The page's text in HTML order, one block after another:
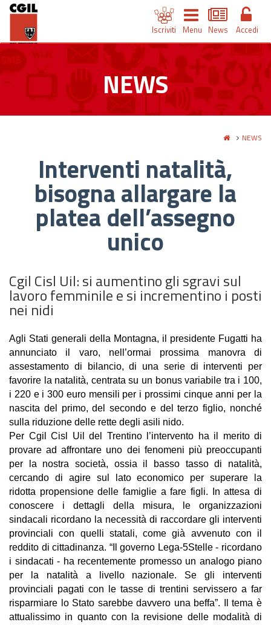
Iscriviti Menu News Accedi
NEWS
NEWS
Interventi natalità,
bisogna allargare la
platea dell’assegno
unico
Cgil Cisl Uil: si aumentino gli sgravi sul
lavoro femminile e si incrementino i posti
nei nidi
Agli Stati generali della Montagna, il presidente Fugatti ha
annunciato il varo, nell’ormai prossima manovra di
assestamento di bilancio, di una serie di interventi per
favorire la natalità, centrata su un bonus variabile tra i 100,
i 220 e i 300 euro mensili per i prossimi cinque anni per la
nascita del primo, del secondo e del terzo figlio, nonché
sulla riduzione delle rette degli asili nido.
Per Cgil Cisl Uil del Trentino l’intervento ha il merito di
provare ad affrontare uno dei fenomeni più preoccupanti
per la nostra società, ossia il basso tasso di natalità,
cercando di agire sul lato economico per superare la
ridotta propensione delle famiglie a fare figli. In attesa di
conoscere i dettagli della misura, le organizzazioni
sindacali ricordano la necessità di raccordare gli interventi
provinciali con quelli statali, come già avvenuto con il
reddito di cittadinanza. “Il governo Lega-5Stelle - ricordano
i sindacati - ha recentemente promesso un analogo piano
per la natalità a livello nazionale. Se gli interventi
provinciali pagati con le tasse di trentini servissero a far
risparmiare lo Stato sarebbe davvero una beffa”. Il tema è
attualissimo in quanto con la revisione delle modalità di